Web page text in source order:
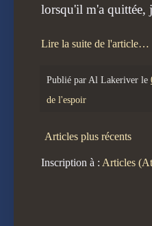
lorsqu'il m'a quittée,
Lire la suite de l'article…
Publié par Al Lakeriver le
de l'espoir
Articles plus récents
Inscription à : Articles